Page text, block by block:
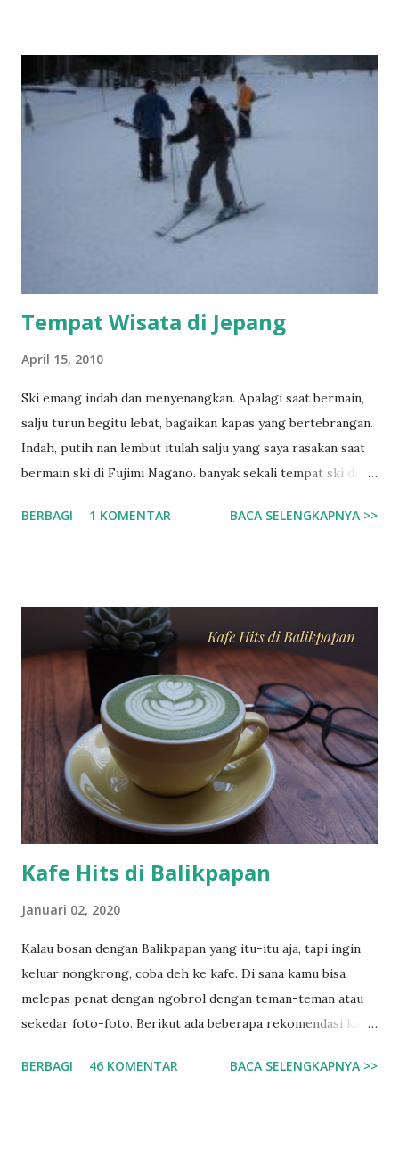
ketidaktahuan 13 November 2009
Tempat Wisata di Jepang
April 15, 2010
Ski emang indah dan menyenangkan. Apalagi saat bermain,
salju turun begitu lebat, bagaikan kapas yang bertebrangan.
Indah, putih nan lembut itulah salju yang saya rasakan saat
bermain ski di Fujimi Nagano. banyak sekali tempat ski di
di Fujimi Nagano, hampir setiap orang asing pasti
atau di siga. Fujimi tepatnya di Nagano, jika anda
berkesempatan ke negeri sakura ini, silahkan ke nagano dan
cari fujimi station, dari situ ada bus yang menghantarkan ke
area ski gratis, tapi jam tertentu, sebelum jam 10 saat
berangkat. Dan pulang juga ada bus gratis jam 3 lebih 10
menit. Hanya sekitar 2 bus saat berangkat dan pulang ke
fujimi station. Jadi usahakan pas jam-jam itu. Kalau tidak
anda bisa naik taksi. Jarak yang lumayan jauh tidak mungkin
di tempuh denga...
BERBAGI 1 KOMENTAR BACA SELENGKAPNYA >>
Kafe Hits di Balikpapan
Januari 02, 2020
Kalau bosan dengan Balikpapan yang itu-itu aja, tapi ingin
keluar nongkrong, coba deh ke kafe. Di sana kamu bisa
melepas penat dengan ngobrol dengan teman-teman atau
sekedar foto-foto. Berikut ada beberapa rekomendasi kafe
Tidak diragukan lagi, kafe ini sangat hits, saking hitsnya
BERBAGI 46 KOMENTAR BACA SELENGKAPNYA >>